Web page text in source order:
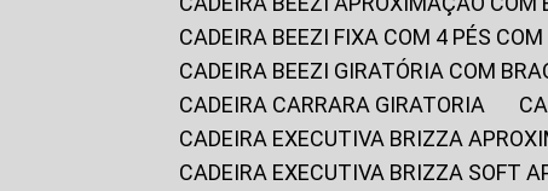
CADEIRA BEEZI FIXA COM 4 PÉS
CADEIRA BEEZI GIRATÓRIA COM
CADEIRA CARRARA GIRATORIA
CADEIRA EXECUTIVA BRIZZA
CADEIRA EXECUTIVA BRIZZA SOFT